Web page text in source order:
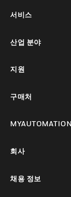
서비스
산업 분야
지원
구매처
회사
채용 정보